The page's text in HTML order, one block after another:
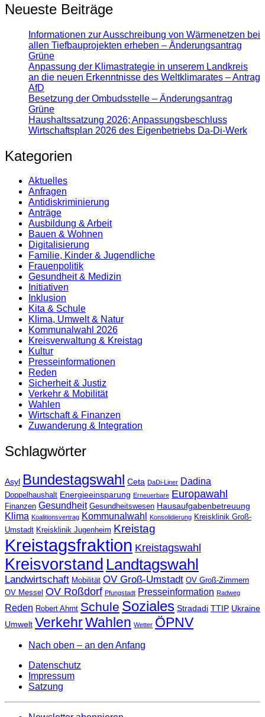
Neueste Beiträge
Informationen zur Ausschreibung von Wärmenetzen bei
allen Tiefbauprojekten erheben – Änderungsantrag
Grüne
Anpassung der Klimastrategie in unserem Landkreis
an die neuen Erkenntnisse des Weltklimarates – Antrag
AfD
Besetzung der Ombudsstelle – Änderungsantrag
Grüne
Haushaltssatzung 2026; Anpassungsbeschluss
Wirtschaftsplan 2026 des Eigenbetriebs Da-Di-Werk
Kategorien
Aktuelles
Anfragen
Antidiskrimi­nierung
Anträge
Ausbildung & Arbeit
Bauen & Wohnen
Digitalisierung
Familie, Kinder & Jugendliche
Frauenpolitik
Gesundheit & Medizin
Initiativen
Inklusion
Kita & Schule
Klima, Umwelt & Natur
Kommunalwahl 2026
Kreisverwaltung & Kreistag
Kultur
Presse­informationen
Reden
Sicherheit & Justiz
Verkehr & Mobilität
Wahlen
Wirtschaft & Finanzen
Zuwanderung & Integration
Schlagwörter
Asyl Bundestagswahl Ceta DaDi-Liner Dadina
Doppelhaushalt Energieeinsparung Erneuerbare Europawahl
Finanzen Gesundheit Gesundheitswesen Hausaufgabenbetreuung
Klima Koalitionsvertrag Kommunalwahl Konsolidierung Kreisklinik Groß-
Umstadt Kreisklinik Jugenheim Kreistag
Kreistagsfraktion Kreistagswahl
Kreisvorstand Landtagswahl
Landwirtschaft Mobilität OV Groß-Umstadt OV Groß-Zimmern
OV Messel OV Roßdorf Pfungstadt Presseinformation Radweg
Reden Robert Ahrnt Schule Soziales Stradadi TTIP Ukraine
Umwelt VerkehrWahlen Wetter ÖPNV
Nach oben – an den Anfang
Datenschutz
Impressum
Satzung